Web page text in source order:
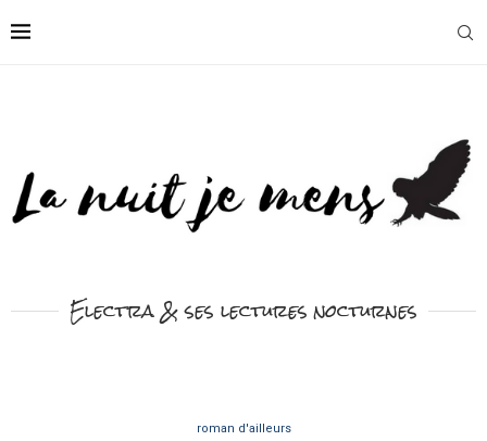
Electra & ses lectures nocturnes
roman d'ailleurs